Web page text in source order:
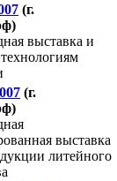
(г.
выставка и
(г.
выставка
литейного